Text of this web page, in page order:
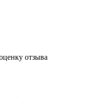
отзыва